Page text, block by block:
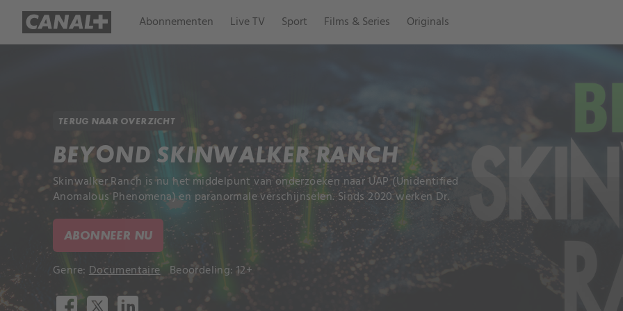
Abonnementen Live TV Sport Films & Series Originals
TERUG NAAR OVERZICHT
BEYOND SKINWALKER RANCH
Skinwalker Ranch is nu het middelpunt van onderzoeken naar UAP (Unidentified
Anomalous Phenomena) en paranormale verschijnselen. Sinds 2020 werken Dr.
ABONNEER NU
Genre: Documentaire Beoordeling: 12+